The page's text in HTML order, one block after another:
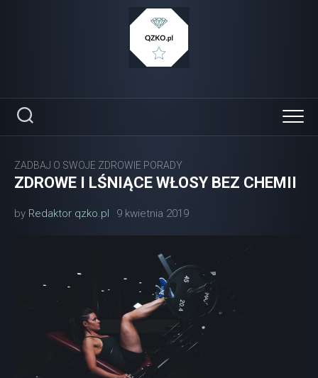
ZADBAJ O SWOJE ZDROWIE PORADY
ZDROWE I LŚNIĄCE WŁOSY BEZ CHEMII
by Redaktor qzko.pl 9 kwietnia 2019